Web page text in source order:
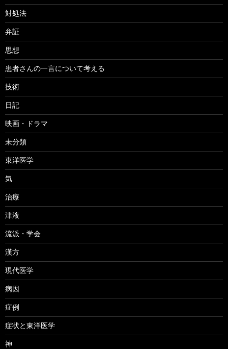
対処法
弁証
思想
患者さんの一言について考える
技術
日記
映画・ドラマ
未分類
東洋医学
気
治療
津液
流派・学会
漢方
現代医学
病因
症例
症状と東洋医学
神